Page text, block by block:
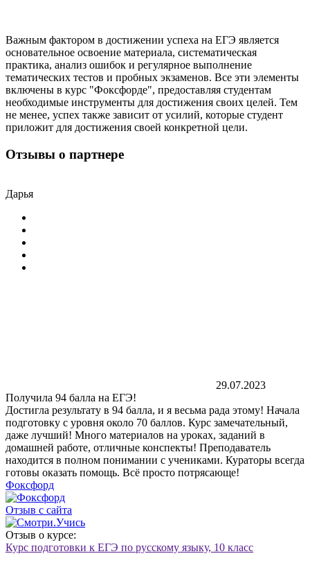
Важным фактором в достижении успеха на ЕГЭ является
основательное освоение материала, систематическая
практика, анализ ошибок и регулярное выполнение
тематических тестов и пробных экзаменов. Все эти элементы
включены в курс "Фоксфорде", предоставляя студентам
необходимые инструменты для достижения своих целей. Тем
не менее, успех также зависит от усилий, которые студент
приложит для достижения своей конкретной цели.
Отзывы о партнере
Дарья
29.07.2023
Получила 94 балла на ЕГЭ!
Достигла результату в 94 балла, и я весьма рада этому! Начала
подготовку с уровня около 70 баллов. Курс замечательный,
даже лучший! Много материалов на уроках, заданий в
домашней работе, отличные конспекты! Преподаватель
находится в полном понимании с учениками. Кураторы всегда
готовы оказать помощь. Всё просто потрясающе!
Фоксфорд
Отзыв с сайта
Отзыв о курсе:
Курс подготовки к ЕГЭ по русскому языку, 10 класс